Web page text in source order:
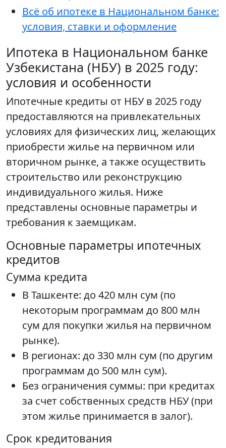
Всё об ипотеке в Национальном банке:
условия, ставки и оформление
Ипотека в Национальном банке
Узбекистана (НБУ) в 2025 году:
условия и особенности
Ипотечные кредиты от НБУ в 2025 году
предоставляются на привлекательных
условиях для физических лиц, желающих
приобрести жилье на первичном или
вторичном рынке, а также осуществить
строительство или реконструкцию
индивидуального жилья. Ниже
представлены основные параметры и
требования к заемщикам.
Основные параметры ипотечных
кредитов
Сумма кредита
В Ташкенте: до 420 млн сум (по
некоторым программам до 800 млн
сум для покупки жилья на первичном
рынке).
В регионах: до 330 млн сум (по другим
программам до 500 млн сум).
Без ограничения суммы: при кредитах
за счет собственных средств НБУ (при
этом жилье принимается в залог).
Срок кредитования